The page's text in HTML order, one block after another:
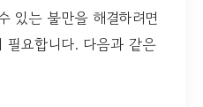
있는 불만을 해결하려면
필요합니다. 다음과 같은